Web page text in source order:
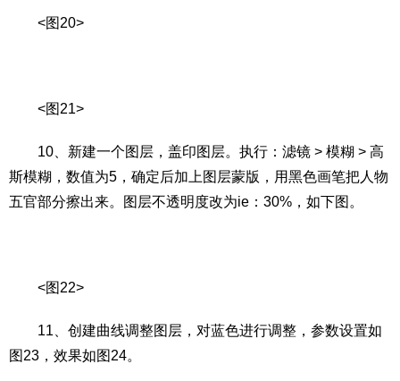
<图20>
<图21>
10、新建一个图层，盖印图层。执行：滤镜 > 模糊 > 高
斯模糊，数值为5，确定后加上图层蒙版，用黑色画笔把人物
五官部分擦出来。图层不透明度改为ie：30%，如下图。
<图22>
11、创建曲线调整图层，对蓝色进行调整，参数设置如
图23，效果如图24。